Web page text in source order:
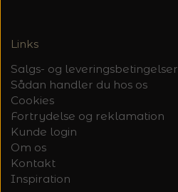
Links
Salgs- og leveringsbetingelser
Sådan handler du hos os
Cookies
Fortrydelse og reklamation
Kunde login
Om os
Kontakt
Inspiration